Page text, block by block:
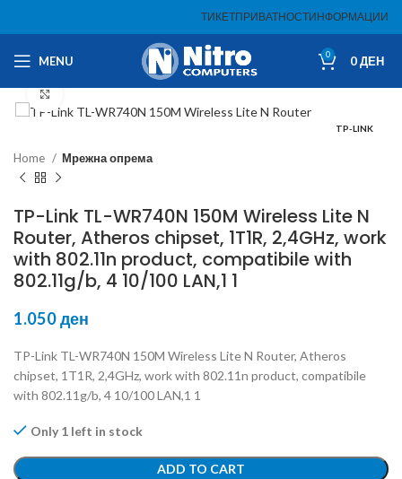
ТИКЕТПРИВАТНОСТИНФОРМАЦИИ
MENU 0 0ДЕН
TP-LINK
Home Мрежна опрема
TP-Link TL-WR740N 150M Wireless Lite N
Router, Atheros chipset, 1T1R, 2,4GHz, work
with 802.11n product, compatibile with
802.11g/b, 4 10/100 LAN,1 1
1.050ден
TP-Link TL-WR740N 150M Wireless Lite N Router, Atheros
chipset, 1T1R, 2,4GHz, work with 802.11n product, compatibile
with 802.11g/b, 4 10/100 LAN,1 1
Only 1 left in stock
ADD TO CART